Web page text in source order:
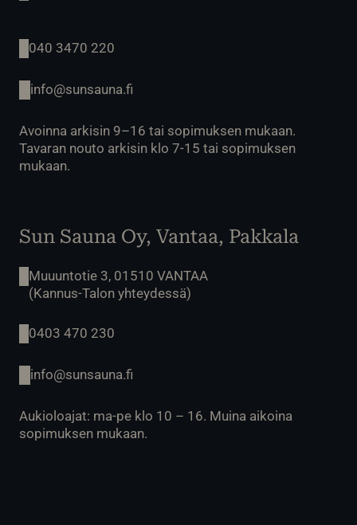
040 3470 220
info@sunsauna.fi
Avoinna arkisin 9–16 tai sopimuksen mukaan.
Tavaran nouto arkisin klo 7-15 tai sopimuksen
mukaan.
Sun Sauna Oy, Vantaa, Pakkala
Muuuntotie 3, 01510 VANTAA
(Kannus-Talon yhteydessä)
0403 470 230
info@sunsauna.fi
Aukioloajat: ma-pe klo 10 – 16. Muina aikoina
sopimuksen mukaan.